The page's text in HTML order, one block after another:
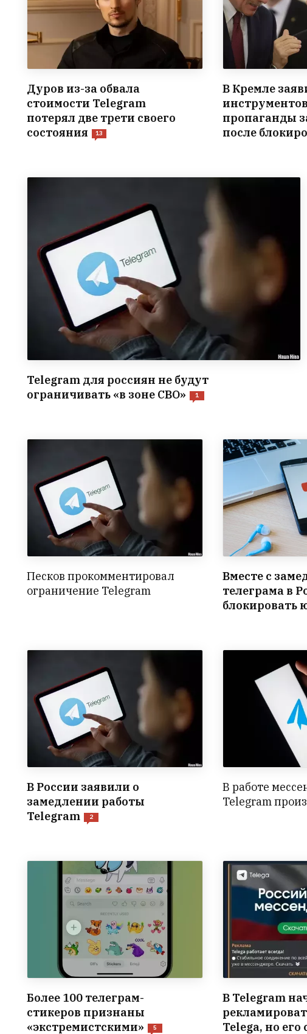
Дуров из-за обвала
стоимости Telegram
потерял две трети своего
состояния
13
В Кремле
пропаганды
после
Telegram для россиян не будут
ограничивать «в зоне СВО»
1
Песков прокомментировал
ограничение Telegram
Вместе с
телеграма в
блокировать
В России заявили о
замедлении работы
Telegram
2
В работе
Telegram
Более 100 телеграм-
стикеров признаны
«экстремистскими»
5
В Telegram
Telega, но его